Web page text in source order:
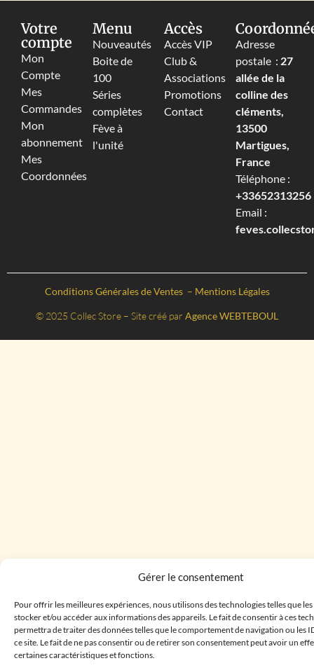
Gérer le consentement
Pour offrir les meilleures expériences, nous utilisons des technologies telles que
stocker et/ou accéder aux informations des appareils. Le fait de consentir à ces
permettra de traiter des données telles que le comportement de navigation ou les
ce site. Le fait de ne pas consentir ou de retirer son consentement peut avoir un
certaines caractéristiques et fonctions.
Votre
compte
Mon
Compte
Mes
Commandes
Mon
abonnement
Mes
Coordonnées
Menu
Nouveautés
Boite de
100
Séries
complètes
Fève à
l'unité
Accès
Accès VIP
Club &
Associations
Promotions
Contact
Adresse
postale : 27
allée de la
colline des
cléments,
13500
Martigues,
France
Téléphone :
+33652313256‬
Email :
Conditions Générales de Ventes – Mentions Légales
© 2025 Collec Store – Site créé par Agence WEBTEBOUL